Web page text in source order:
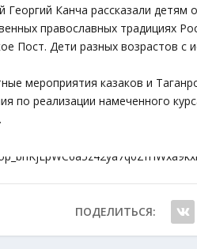
Георгий Канча рассказали детям
православных традициях
Пост. Дети разных возрастов с
мероприятия казаков и
по реализации намеченного
ПОДЕЛИТЬСЯ: